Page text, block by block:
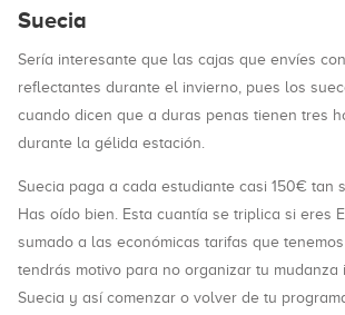
Suecia
Sería interesante que las cajas que envíes
reflectantes durante el invierno, pues los
cuando dicen que a duras penas tienen tres
durante la gélida estación.
Suecia paga a cada estudiante casi 150€ tan
Has oído bien. Esta cuantía se triplica si eres
sumado a las económicas tarifas que
tendrás motivo para no organizar tu mudanza
Suecia y así comenzar o volver de tu